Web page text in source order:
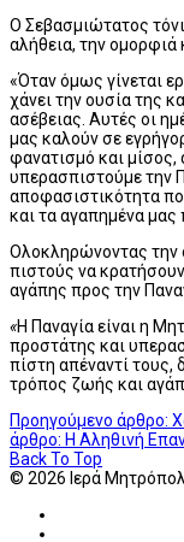
Ο Σεβασμιώτατος
αλήθεια, την ομορφιά
«Όταν όμως γίνεται
χάνει την ουσία της
ασέβειας. Αυτές οι
μας καλούν σε
φανατισμό και
υπερασπιστούμε την
αποφασιστικότητα
και τα αγαπημένα
Ολοκληρώνοντας την
πιστούς να
αγάπης προς την
«Η Παναγία είναι η
προστάτης και
πίστη απέναντί τους,
τρόπος ζωής και
Προηγούμενο άρθρο:
άρθρο: Η Αληθινή
Back To Top
© 2026 Ιερά